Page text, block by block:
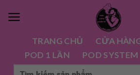
đến
TRANG CHỦ CỬA
POD 1 LẦN
POD SYSTEM
Tìm